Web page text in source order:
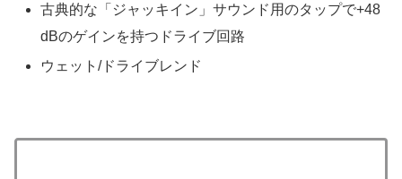
古典的な「ジャッキイン」サウンド用のタップで+48
dBのゲインを持つドライブ回路
ウェット/ドライブレンド